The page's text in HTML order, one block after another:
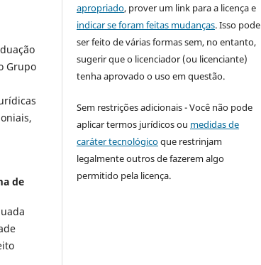
Grupo
de
apropriado, prover um link para a licença e
indicar se foram feitas mudanças. Isso pode
ser feito de várias formas sem, no entanto,
sugerir que o licenciador (ou licenciante)
tenha aprovado o uso em questão.
Sem restrições adicionais - Você não pode
aplicar termos jurídicos ou medidas de
caráter tecnológicoque restrinjam
legalmente outros de fazerem algo
permitido pela licença.